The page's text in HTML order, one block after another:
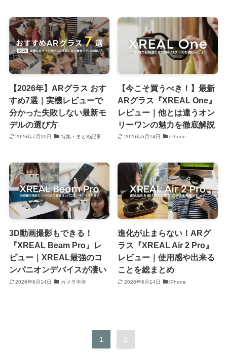
【2026年】ARグラス おす
すめ7選｜実機レビューで
分かった失敗しない最新モ
デルの選び方
2026年7月20日 特集・まとめ記事
【今こそ買うべき！】最新
ARグラス『XREAL One』
レビュー｜他とは違うオン
リーワンの魅力を徹底解説
2026年6月14日 iPhone
3D動画撮影もできる！
『XREAL Beam Pro』レ
ビュー｜XREAL最強のコ
ンパニオンデバイスが凄い
2026年6月14日 カメラ本体
進化が止まらない！ARグ
ラス『XREAL Air 2 Pro』
レビュー｜使用感や出来る
ことを総まとめ
2026年6月14日 iPhone
1 2